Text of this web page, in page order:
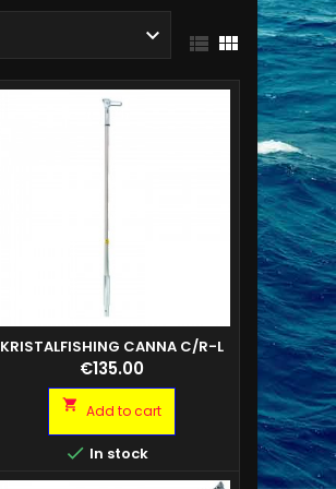
  
KRISTALFISHING CANNA C/R-L
Robustissima canna in
acciaio/vetroresina per
affondatore. Lunghezza cm. 95.
Price
€135.00
 Add to cart
 In stock